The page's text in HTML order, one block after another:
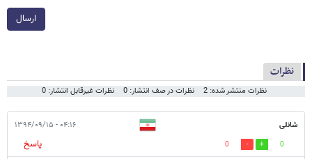
ارسال
نظرات
نظرات منتشر شده: 2 نظرات در صف انتشار: 0 نظرات غیرقابل انتشار: 0
شانلی ۰۴:۱۶ - ۱۳۹۴/۰۹/۱۵
0
0
پاسخ